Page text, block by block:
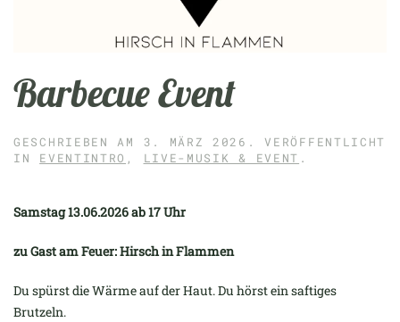
Barbecue Event
GESCHRIEBEN AM 3. MÄRZ 2026 . VERÖFFENTLICHT
IN EVENTINTRO , LIVE-MUSIK & EVENT .
Samstag 13.06.2026 ab 17 Uhr
zu Gast am Feuer: Hirsch in Flammen
Du spürst die Wärme auf der Haut. Du hörst ein saftiges
Brutzeln.